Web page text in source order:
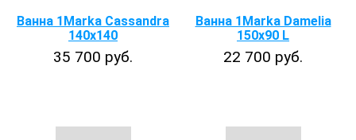
Ванна 1Marka Cassandra
140x140
35 700 руб.
Ванна 1Marka Damelia
150х90 L
22 700 руб.